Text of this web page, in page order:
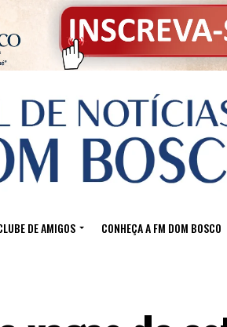
DE AMIGOS CONHEÇA A FM DOM BOSCO